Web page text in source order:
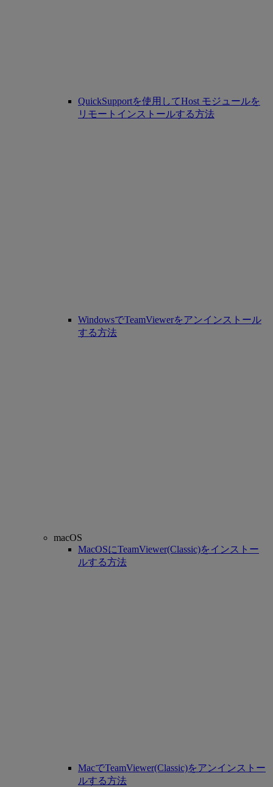
QuickSupportを使用してHost モジュールを
リモートインストールする方法
WindowsでTeamViewerをアンインストール
する方法
macOS
MacOSにTeamViewer(Classic)をインストー
ルする方法
MacでTeamViewer(Classic)をアンインストー
ルする方法